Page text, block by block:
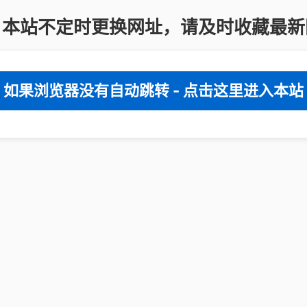
站不定时更换网址，请及时收藏最
如果浏览器没有自动跳转 - 点击这里进入本站